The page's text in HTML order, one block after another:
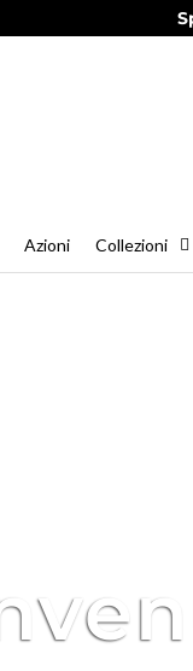
Azioni Collezioni